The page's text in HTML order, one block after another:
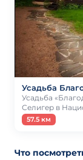
Усадьба
Усадьба
Селигер в
57.5 км
Что